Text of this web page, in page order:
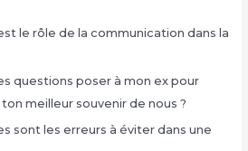
le rôle de la communication dans la
questions poser à mon ex pour
meilleur souvenir de nous ?
sont les erreurs à éviter dans une